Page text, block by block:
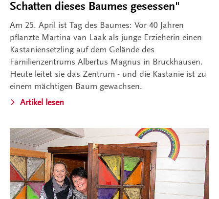
Schatten dieses Baumes gesessen"
Am 25. April ist Tag des Baumes: Vor 40 Jahren
pflanzte Martina van Laak als junge Erzieherin einen
Kastaniensetzling auf dem Gelände des
Familienzentrums Albertus Magnus in Bruckhausen.
Heute leitet sie das Zentrum - und die Kastanie ist zu
einem mächtigen Baum gewachsen.
Artikel lesen